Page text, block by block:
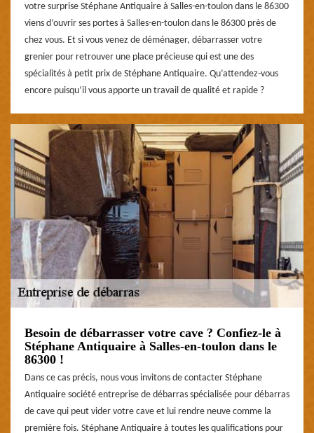
votre surprise Stéphane Antiquaire à Salles-en-toulon dans le 86300
viens d’ouvrir ses portes à Salles-en-toulon dans le 86300 près de
chez vous. Et si vous venez de déménager, débarrasser votre
grenier pour retrouver une place précieuse qui est une des
spécialités à petit prix de Stéphane Antiquaire. Qu’attendez-vous
encore puisqu’il vous apporte un travail de qualité et rapide ?
Besoin de débarrasser votre cave ? Confiez-le à
Stéphane Antiquaire à Salles-en-toulon dans le
86300 !
Dans ce cas précis, nous vous invitons de contacter Stéphane
Antiquaire société entreprise de débarras spécialisée pour débarras
de cave qui peut vider votre cave et lui rendre neuve comme la
première fois. Stéphane Antiquaire à toutes les qualifications pour